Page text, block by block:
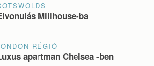
Millhouse-ba
RÉGIÓ
apartman Chelsea -ben